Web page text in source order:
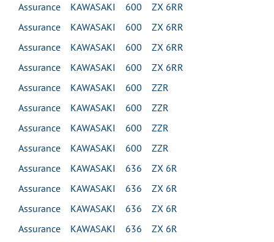
Assurance KAWASAKI 600 ZX 6RR
Assurance KAWASAKI 600 ZX 6RR
Assurance KAWASAKI 600 ZX 6RR
Assurance KAWASAKI 600 ZX 6RR
Assurance KAWASAKI 600 ZZR
Assurance KAWASAKI 600 ZZR
Assurance KAWASAKI 600 ZZR
Assurance KAWASAKI 600 ZZR
Assurance KAWASAKI 636 ZX 6R
Assurance KAWASAKI 636 ZX 6R
Assurance KAWASAKI 636 ZX 6R
Assurance KAWASAKI 636 ZX 6R